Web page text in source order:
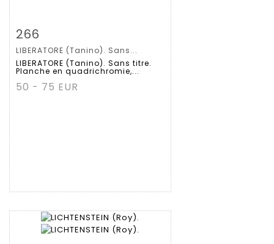
Gedetailleerde
fiche
266
LIBERATORE (Tanino). Sans...
LIBERATORE (Tanino). Sans titre.
Planche en quadrichromie,...
50 - 75 EUR